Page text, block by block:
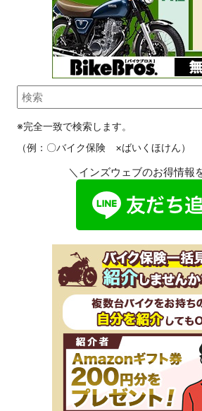
※完全一致で検索します。
（例：〇バイク保険 ×ばいくほけん）
＼インズウェブのお得情報